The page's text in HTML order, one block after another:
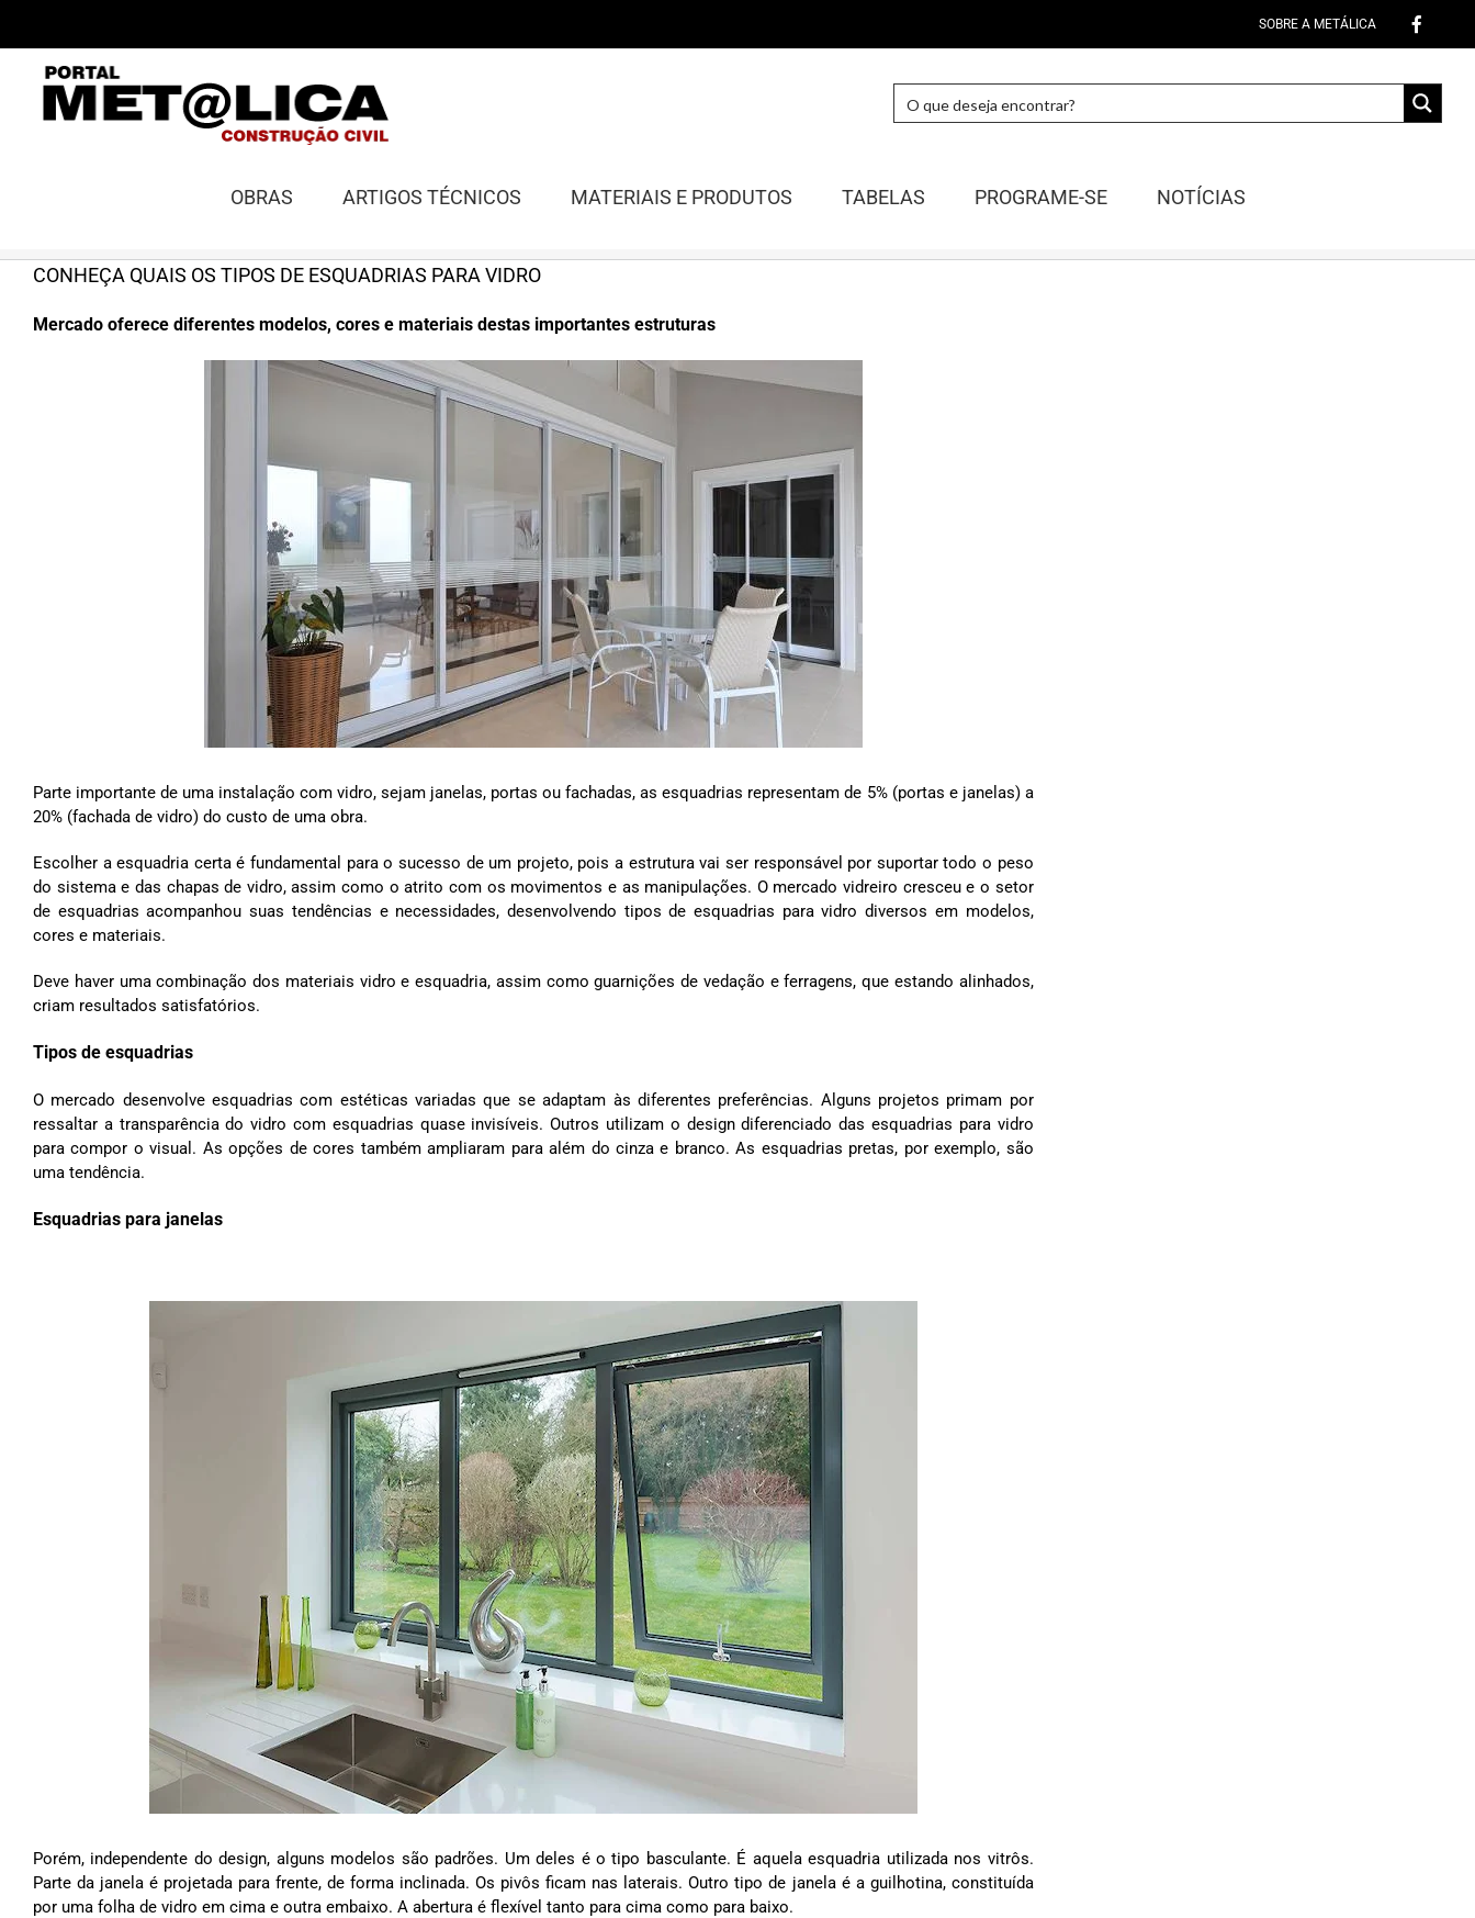
conteúdo
SOBRE A METÁLICA
OBRAS ARTIGOS TÉCNICOS MATERIAIS E PRODUTOS TABELAS PROGRAME-SE NOTÍCIAS
CONHEÇA QUAIS OS TIPOS DE ESQUADRIAS PARA VIDRO
Mercado oferece diferentes modelos, cores e materiais destas importantes estruturas
Parte importante de uma instalação com vidro, sejam janelas, portas ou fachadas, as esquadrias representam de 5% (portas e janelas) a
20% (fachada de vidro) do custo de uma obra.
Escolher a esquadria certa é fundamental para o sucesso de um projeto, pois a estrutura vai ser responsável por suportar todo o peso
do sistema e das chapas de vidro, assim como o atrito com os movimentos e as manipulações. O mercado vidreiro cresceu e o setor
de esquadrias acompanhou suas tendências e necessidades, desenvolvendo tipos de esquadrias para vidro diversos em modelos,
cores e materiais.
Deve haver uma combinação dos materiais vidro e esquadria, assim como guarnições de vedação e ferragens, que estando alinhados,
criam resultados satisfatórios.
Tipos de esquadrias
O mercado desenvolve esquadrias com estéticas variadas que se adaptam às diferentes preferências. Alguns projetos primam por
ressaltar a transparência do vidro com esquadrias quase invisíveis. Outros utilizam o design diferenciado das esquadrias para vidro
para compor o visual. As opções de cores também ampliaram para além do cinza e branco. As esquadrias pretas, por exemplo, são
uma tendência.
Esquadrias para janelas
Porém, independente do design, alguns modelos são padrões. Um deles é o tipo basculante. É aquela esquadria utilizada nos vitrôs.
Parte da janela é projetada para frente, de forma inclinada. Os pivôs ficam nas laterais. Outro tipo de janela é a guilhotina, constituída
por uma folha de vidro em cima e outra embaixo. A abertura é flexível tanto para cima como para baixo.